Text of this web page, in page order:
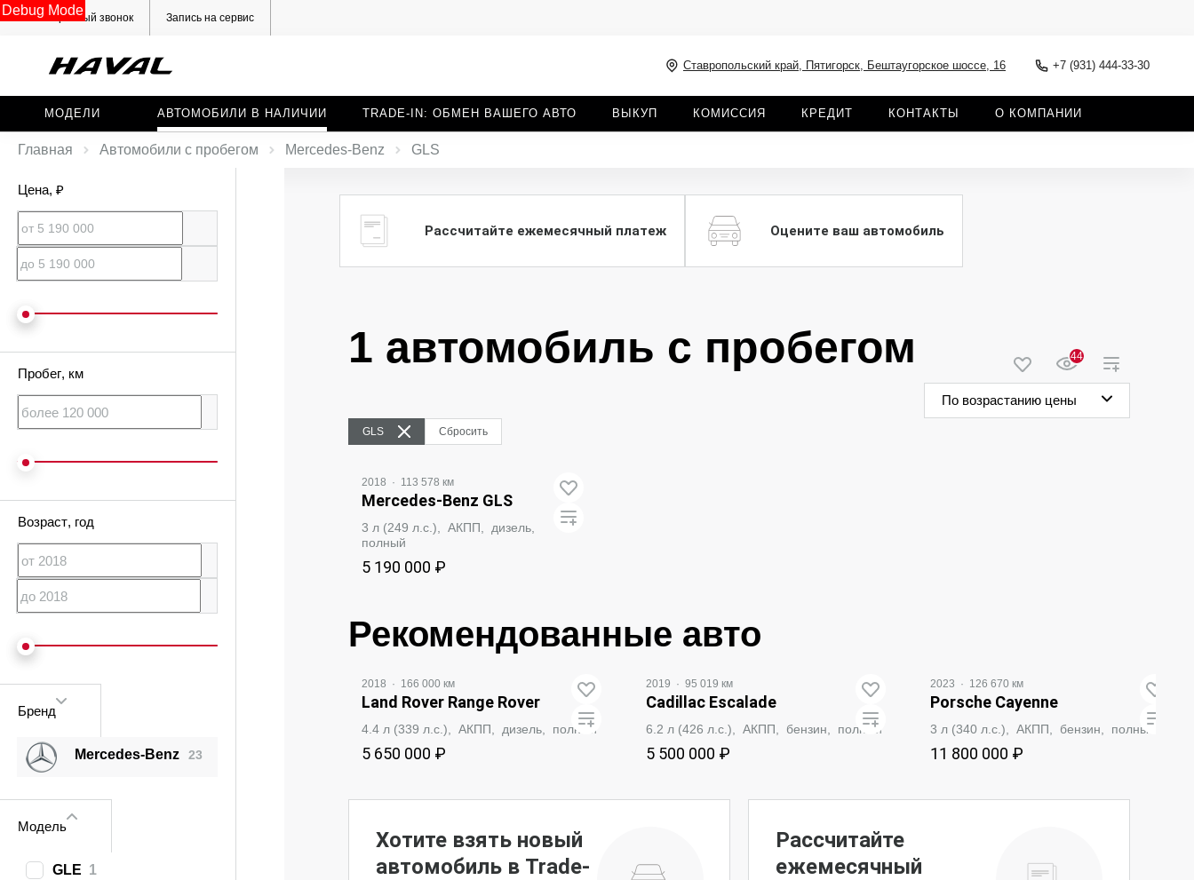
Debug ModeОбратный звонок Запись на сервис
+7 (931) 444-33-30
Ставропольский край, Пятигорск, Бештаугорское шоссе, 16
МОДЕЛИ АВТОМОБИЛИ В НАЛИЧИИ TRADE-IN: ОБМЕН ВАШЕГО АВТО ВЫКУП КОМИССИЯ КРЕДИТ КОНТАКТЫ О КОМПАНИИ
Главная Автомобили с пробегом Mercedes‑Benz GLS
Цена, ₽
Пробег, км
Возраст, год
Бренд
Mercedes‑Benz 23
Модель
GLE 1
Рассчитайте ежемесячный платеж Оцените ваш автомобиль
1 автомобиль с пробегом 44
GLS Сбросить
По возрастанию цены
2018 · 113 578 км
Mercedes‑Benz GLS
3 л (249 л.с.), АКПП, дизель,
полный
5 190 000 ₽
Рекомендованные авто
2018 · 166 000 км
Land Rover Range Rover
4.4 л (339 л.с.), АКПП, дизель, полный
5 650 000 ₽
2019 · 95 019 км
Cadillac Escalade
6.2 л (426 л.с.), АКПП, бензин, полный
5 500 000 ₽
2023 · 126 670 км
Porsche Cayenne
3 л (340 л.с.), АКПП, бензин, полный
11 800 000 ₽
Хотите взять новый
автомобиль в Trade-
Рассчитайте
ежемесячный